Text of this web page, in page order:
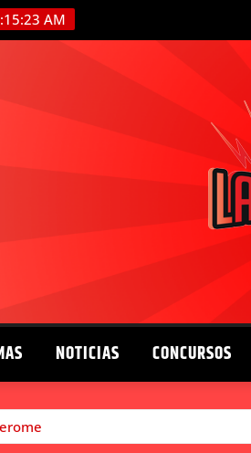
AM
NOTICIAS CONCURSOS